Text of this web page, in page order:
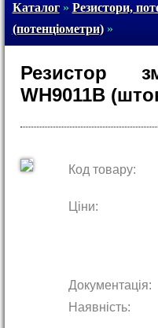
Каталог» Резистори,
(потенціометри)»
Резистор
WH9011B
Код товару:
Ціни:
Документація:
Наявність: